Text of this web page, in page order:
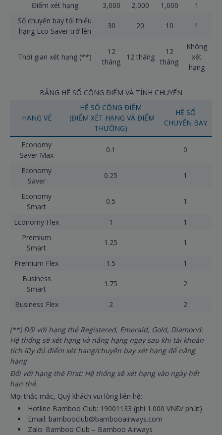
Điểm xét hạng
3,000 2,000 1,000
1
Số chuyến bay tối thiểu
hạng Eco Saver trở lên
30 20 10 1
Thời gian xét hạng (**)
12
tháng
12 tháng
12
tháng
Không
xét
hạng
BẢNG HỆ SỐ CỘNG ĐIỂM VÀ TÍNH CHUYẾN
HẠNG VÉ
HỆ SỐ CỘNG ĐIỂM
(ĐIỂM XÉT HẠNG VÀ ĐIỂM
THƯỞNG)
HỆ SỐ
CHUYẾN BAY
Economy
Saver Max
0.1 0
Economy
Saver
0.25 1
Economy
Smart
0.5 1
Economy Flex 1
1
Premium
Smart
1.25 1
Premium Flex 1.5
1
Business
Smart
1.75 2
Business Flex 2 2
(**) Đối với hạng thẻ Registered, Emerald, Gold, Diamond:
Hệ thống sẽ xét hạng và nâng hạng ngay sau khi tài khoản
tích lũy đủ điểm xét hạng/chuyến bay xét hạng để nâng
hạng
Đối với hạng thẻ First: Hệ thống sẽ xét hạng vào ngày hết
hạn thẻ.
Mọi thắc mắc, Quý khách vui lòng liên hệ:
Hotline Bamboo Club: 19001133 (phí 1.000 VNĐ/ phút)
Email: bambooclub@bambooairways.com
Zalo: Bamboo Club – Bamboo Airways